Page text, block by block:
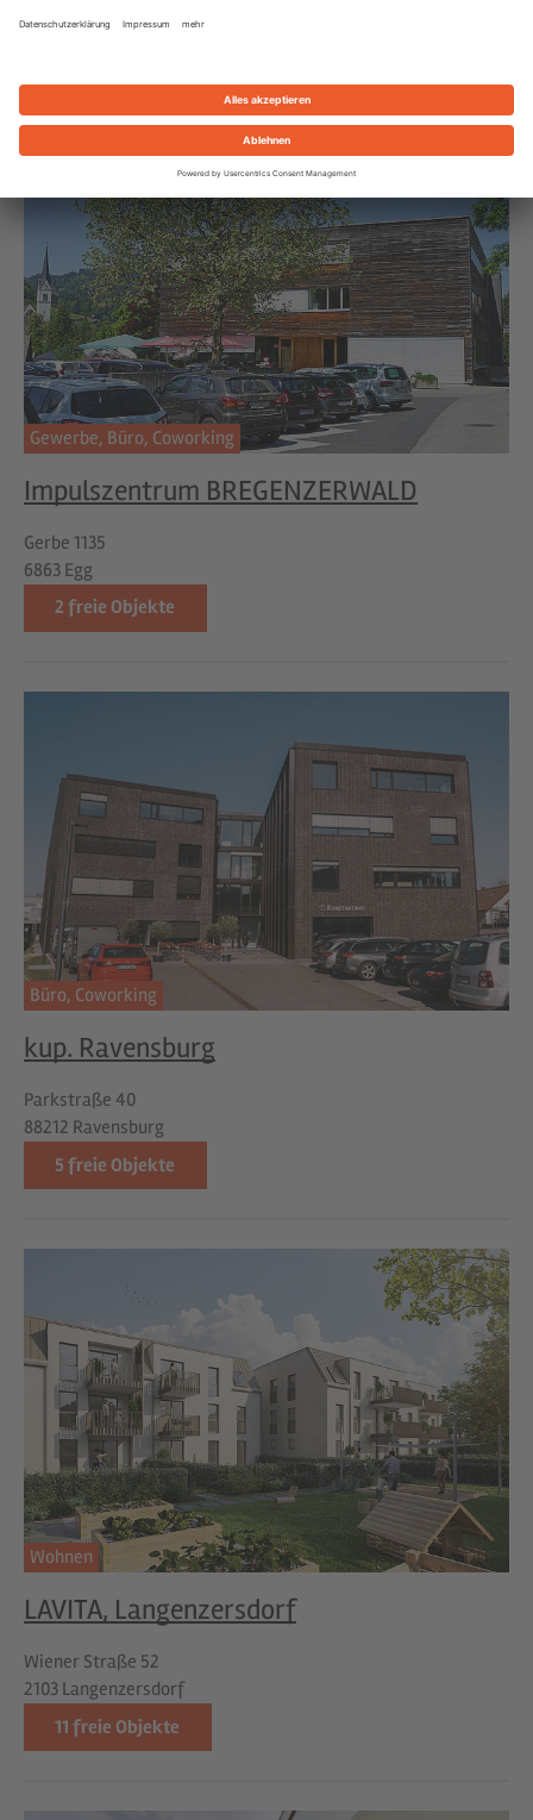
Gewerbe, Büro, Coworking
Impulszentrum BREGENZERWALD
Gerbe 1135
6863 Egg
2freie Objekte
Büro, Coworking
kup. Ravensburg
Parkstraße 40
88212 Ravensburg
5freie Objekte
Wohnen
LAVITA, Langenzersdorf
Wiener Straße 52
2103 Langenzersdorf
11freie Objekte